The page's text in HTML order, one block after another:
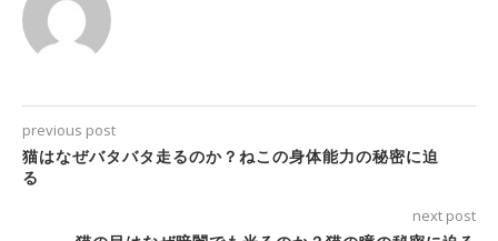
previous post
猫はなぜバタバタ走るのか？ねこの身体能力の秘密に迫
る
next post